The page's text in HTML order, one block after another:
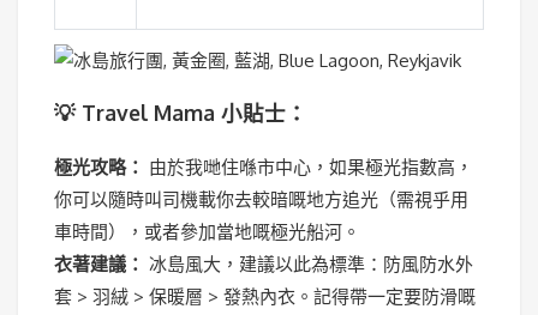
💡 Travel Mama 小貼士：
極光攻略： 由於我哋住喺市中心，如果極光指數高，
你可以隨時叫司機載你去較暗嘅地方追光（需視乎用
車時間），或者參加當地嘅極光船河。
衣著建議： 冰島風大，建議以此為標準：防風防水外
套 > 羽絨 > 保暖層 > 發熱內衣。記得帶一定要防滑嘅